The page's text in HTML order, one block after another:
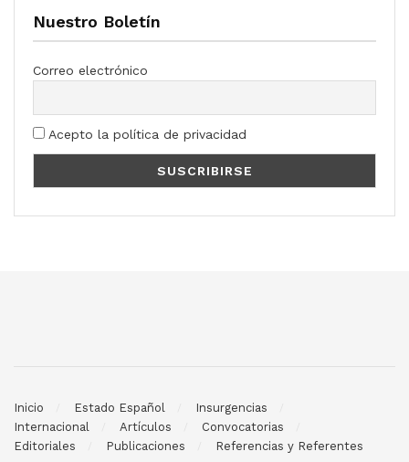
Nuestro Boletín
Correo electrónico
Acepto la política de privacidad
Inicio Estado Español
Insurgencias
Internacional
Artículos
Convocatorias
Editoriales
Publicaciones Referencias y Referentes